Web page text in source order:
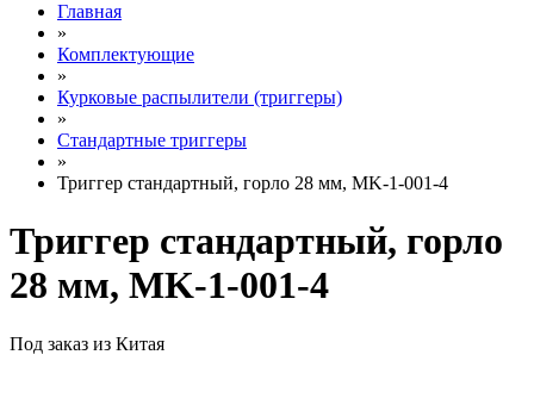
Главная
»
Комплектующие
»
Курковые распылители (триггеры)
»
Стандартные триггеры
»
Триггер стандартный, горло 28 мм, MK-1-001-4
Триггер стандартный, горло
28 мм, MK-1-001-4
Под заказ из Китая